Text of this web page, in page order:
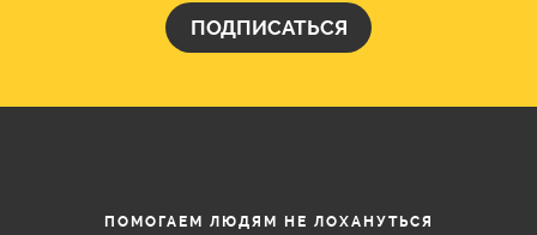
ПОДПИСАТЬСЯ
ПОМОГАЕМ ЛЮДЯМ НЕ ЛОХАНУТЬСЯ